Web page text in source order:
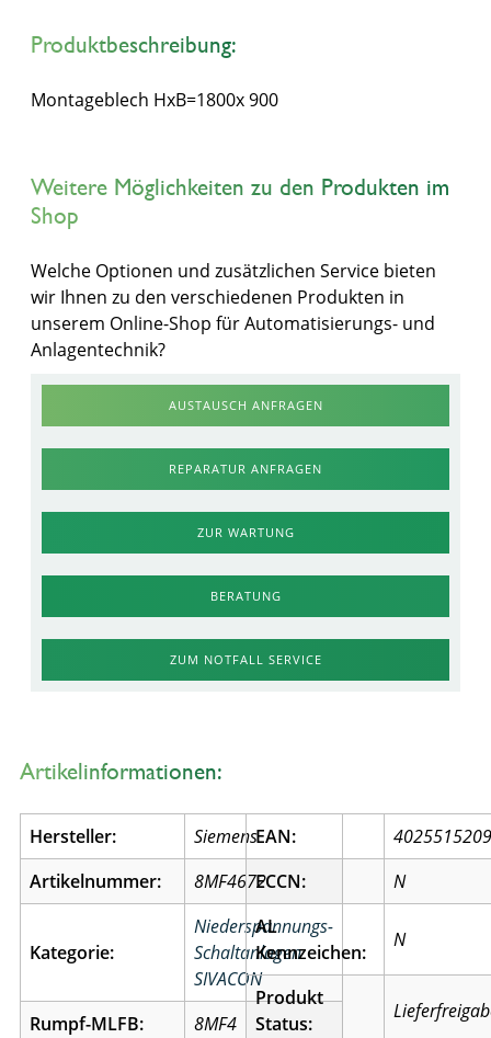
Produktbeschreibung:
Montageblech HxB=1800x 900
Weitere Möglichkeiten zu den Produkten im
Shop
Welche Optionen und zusätzlichen Service bieten
wir Ihnen zu den verschiedenen Produkten in
unserem Online-Shop für Automatisierungs- und
Anlagentechnik?
AUSTAUSCH ANFRAGEN
REPARATUR ANFRAGEN
ZUR WARTUNG
BERATUNG
ZUM NOTFALL SERVICE
Artikelinformationen:
Hersteller:
Siemens
Artikelnummer:
8MF4672
Kategorie:
Niederspannungs-
Schaltanlagen
SIVACON
Rumpf-MLFB:
8MF4
EAN:
ECCN:
N
AL
Kennzeichen:
N
Produkt
Status: